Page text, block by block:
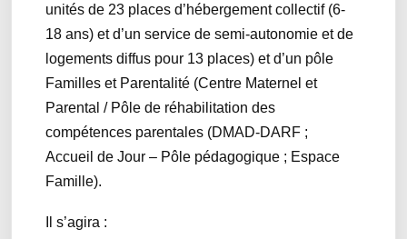
unités de 23 places d’hébergement collectif (6-
18 ans) et d’un service de semi-autonomie et de
logements diffus pour 13 places) et d’un pôle
Familles et Parentalité (Centre Maternel et
Parental / Pôle de réhabilitation des
compétences parentales (DMAD-DARF ;
Accueil de Jour – Pôle pédagogique ; Espace
Famille).
Il s’agira :